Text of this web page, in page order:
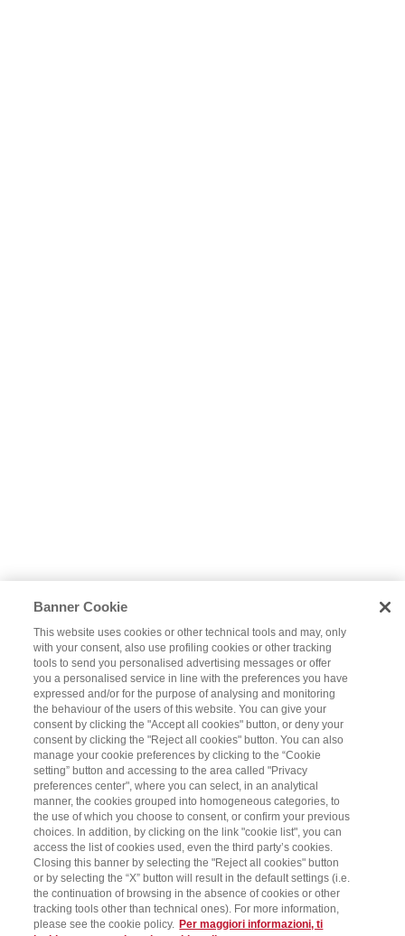
Banner Cookie
This website uses cookies or other technical tools and may, only
with your consent, also use profiling cookies or other tracking
tools to send you personalised advertising messages or offer
you a personalised service in line with the preferences you have
expressed and/or for the purpose of analysing and monitoring
the behaviour of the users of this website. You can give your
consent by clicking the "Accept all cookies" button, or deny your
consent by clicking the "Reject all cookies" button. You can also
manage your cookie preferences by clicking to the “Cookie
setting” button and accessing to the area called "Privacy
preferences center", where you can select, in an analytical
manner, the cookies grouped into homogeneous categories, to
the use of which you choose to consent, or confirm your previous
choices. In addition, by clicking on the link "cookie list", you can
access the list of cookies used, even the third party’s cookies.
Closing this banner by selecting the "Reject all cookies" button
or by selecting the “X” button will result in the default settings (i.e.
the continuation of browsing in the absence of cookies or other
tracking tools other than technical ones). For more information,
please see the cookie policy. Per maggiori informazioni, ti